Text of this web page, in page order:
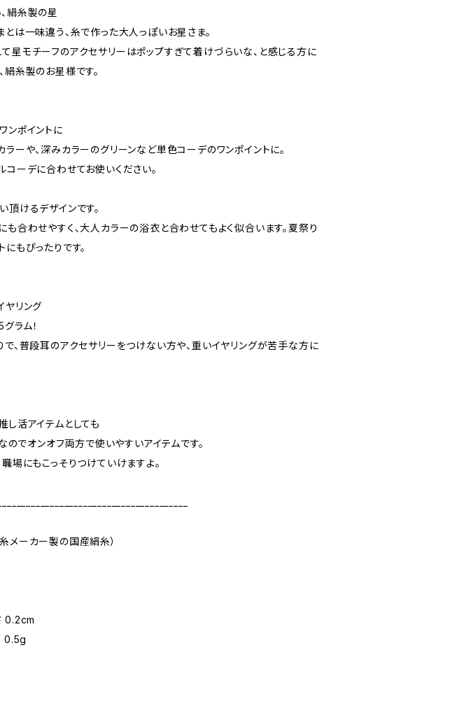
絹糸製の星
とは一味違う、糸で作った大人っぽいお星さま。
星モチーフのアクセサリーはポップすぎて着けづらいな、と感じる方に
絹糸製のお星様です。
ンポイントに
ラーや、深みカラーのグリーンなど単色コーデのワンポイントに。
コーデに合わせてお使いください。
頂けるデザインです。
も合わせやすく、大人カラーの浴衣と合わせてもよく似合います。夏祭り
もぴったりです。
ヤリング
ラム！
で、普段耳のアクセサリーをつけない方や、重いイヤリングが苦手な方に
活アイテムとしても
でオンオフ両方で使いやすいアイテムです。
場にもこっそりつけていけますよ。
メーカー製の国産絹糸）
0.2cm
0.5g